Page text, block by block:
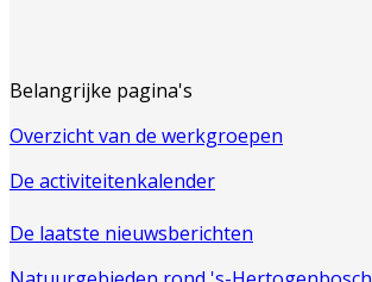
Belangrijke pagina's
Overzicht van de werkgroepen
De activiteitenkalender
De laatste nieuwsberichten